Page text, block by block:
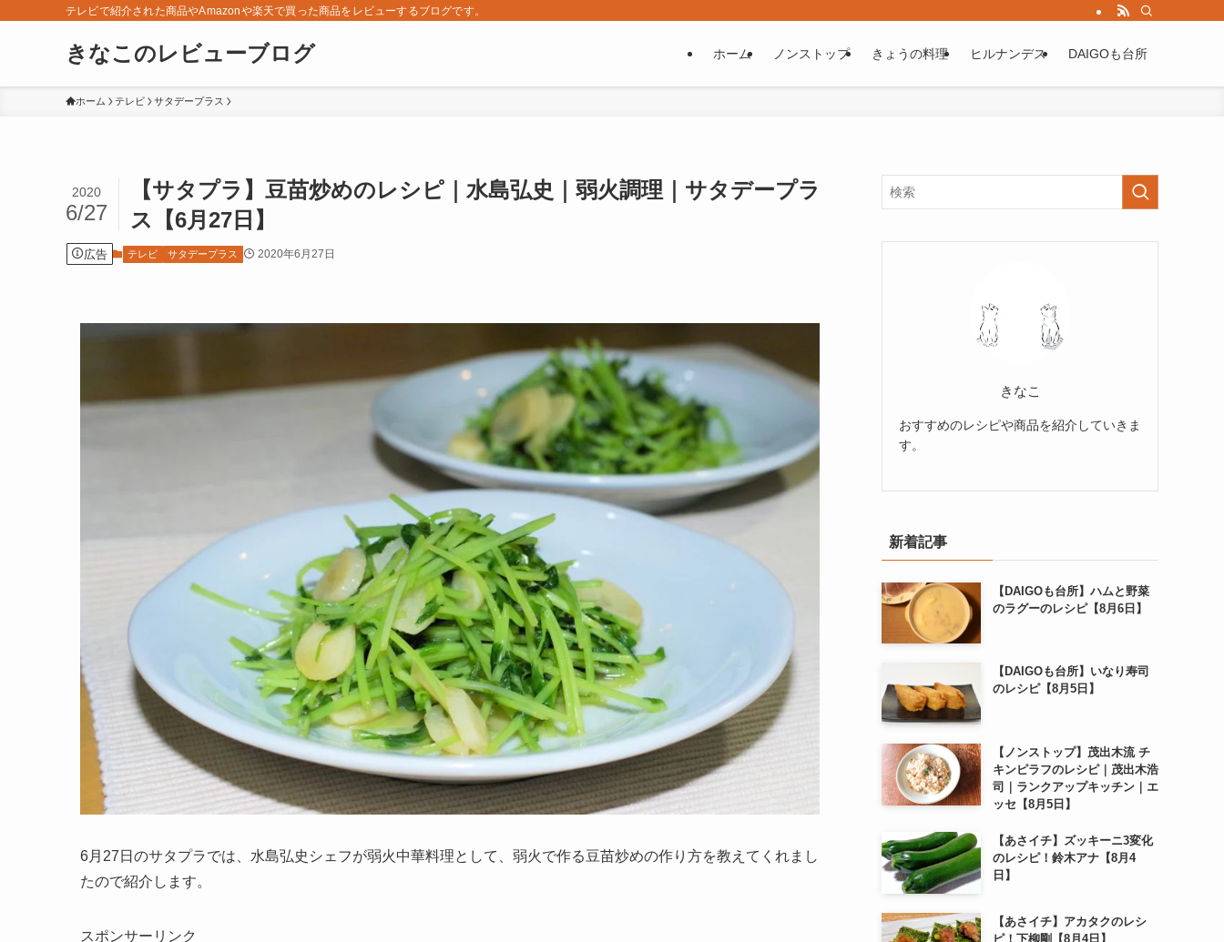
テレビで紹介された商品やAmazonや楽天で買った商品をレビューするブログです。
きなこのレビューブログ ホーム ノンストップ きょうの料理 ヒルナンデス DAIGOも台所
ホーム テレビ サタデープラス
【サタプラ】豆苗炒めのレシピ｜水島弘史｜弱火調理｜サタデープラ
ス【6月27日】
2020
6/27
広告 テレビ サタデープラス 2020年6月27日
6月27日のサタプラでは、水島弘史シェフが弱火中華料理として、弱火で作る豆苗炒めの作り方を教えてくれまし
たので紹介します。
スポンサーリンク
きなこ
おすすめのレシピや商品を紹介していきま
す。
新着記事
【DAIGOも台所】ハムと野菜
のラグーのレシピ【8月6日】
【DAIGOも台所】いなり寿司
のレシピ【8月5日】
【ノンストップ】茂出木流 チ
キンピラフのレシピ｜茂出木浩
司｜ランクアップキッチン｜エ
ッセ【8月5日】
【あさイチ】ズッキーニ3変化
のレシピ！鈴木アナ【8月4
日】
【あさイチ】アカタクのレシ
ピ！下柳剛【8月4日】